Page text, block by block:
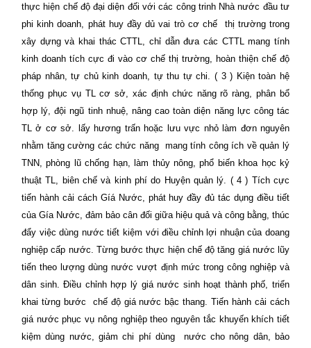
thực hiện chế độ đại diện đối với các công trinh Nhà nước đầu tư
phi kinh doanh, phát huy đầy dủ vai trò cơ chế
thị trường trong
xây dựng và khai thác CTTL, chỉ dẫn đưa các CTTL mang tính
kinh doanh tích cực đi vào cơ chế thị trường, hoàn thiện chế độ
pháp nhân, tự chủ kinh doanh, tự thu tự chi. ( 3 ) Kiện toàn hệ
thống phục vụ TL cơ sở, xác định chức năng rõ ràng, phân bổ
hợp lý, đội ngũ tinh nhuệ, nâng cao toàn diện năng lực công tác
TL ở cơ sở. lấy hương trấn hoặc lưu vực nhỏ làm đơn nguyên
nhằm tăng cường các chức năng
mang tính công ích về quản lý
TNN, phòng lũ chống hạn, làm thủy nông, phổ biến khoa học kỷ
thuật TL, biên chế và kinh phí do Huyện quản lý. ( 4 ) Tích cực
tiến hành cải cách Gíá Nước, phát huy đầy đủ tác dụng điều tiết
của Gía Nước, đảm bảo cân đối giữa hiệu quả và công bằng, thúc
đẩy việc dùng nước tiết kiệm với điều chỉnh lợi nhuận của doang
nghiệp cấp nước. Từng bước thực hiện chế độ tăng giá nước lũy
tiến theo lượng dùng nước vượt định mức trong công nghiệp và
dân sinh. Điều chỉnh hợp lý giá nước sinh hoạt thành phố, triển
khai từng bước
chế độ giá nước bậc thang. Tiến hành cải cách
giá nước phục vụ nông nghiệp theo nguyên tắc khuyến khích tiết
kiệm dùng nước, giảm chi phí dùng
nước cho nông dân, bảo